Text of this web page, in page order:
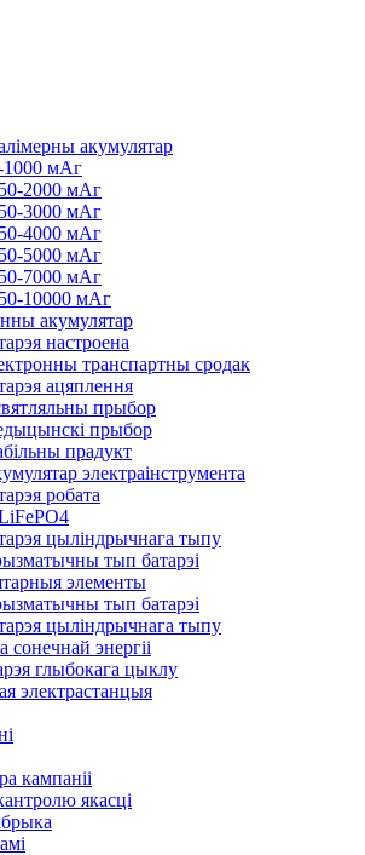
акумулятар
1000 мАг
2000 мАг
3000 мАг
4000 мАг
5000 мАг
7000 мАг
10000 мАг
акумулятар
настроена
транспартны сродак
ацяплення
прыбор
прыбор
прадукт
электраінструмента
робата
цыліндрычнага тыпу
тып батарэі
элементы
тып батарэі
цыліндрычнага тыпу
сонечнай энергіі
глыбокага цыклу
электрастанцыя
кампаніі
якасці